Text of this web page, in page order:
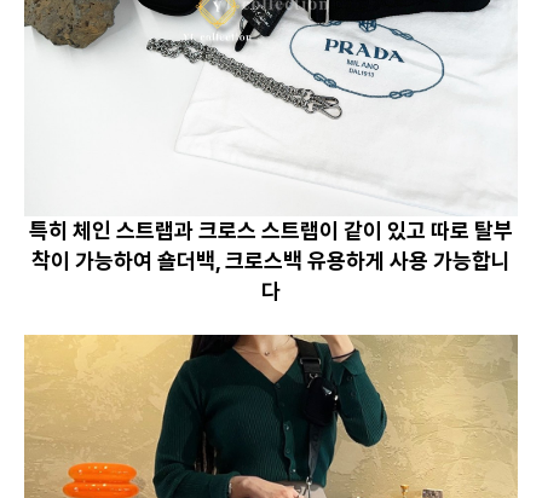
특히 체인 스트랩과 크로스 스트랩이 같이 있고 따로 탈부
착이 가능하여 숄더백, 크로스백 유용하게 사용 가능합니
다